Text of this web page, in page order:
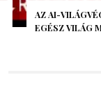
ÁRNYÉKA, CSAK PÁR